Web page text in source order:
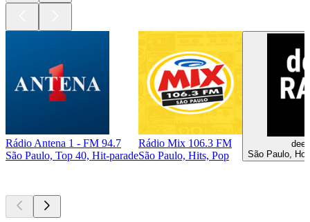
Rádio Antena 1 - FM 94.7
São Paulo, Top 40, Hit-parade
Rádio Mix 106.3 FM
São Paulo, Hits, Pop
São Paulo,